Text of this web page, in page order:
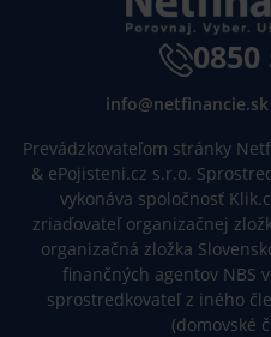
0850
info@netfinancie.sk
Prevádzkovateľom stránky
& ePojisteni.cz s.r.o.
vykonáva spoločnosť
zriaďovateľ organizačnej
organizačná zložka
finančných agentov NBS
sprostredkovateľ z iného
(domovské